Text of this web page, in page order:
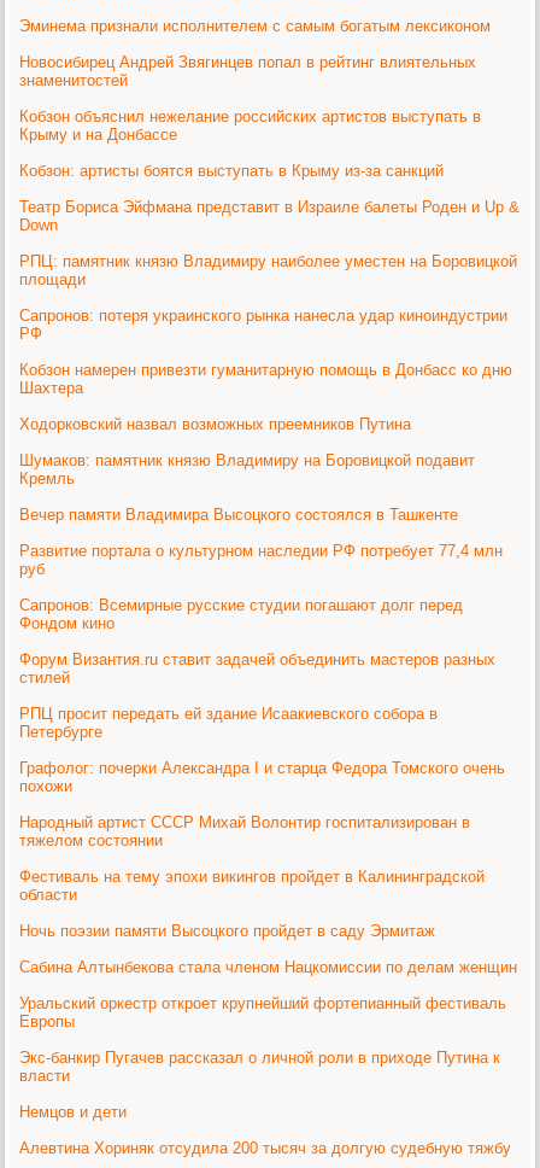
Эминема признали исполнителем с самым богатым лексиконом
Новосибирец Андрей Звягинцев попал в рейтинг влиятельных
знаменитостей
Кобзон объяснил нежелание российских артистов выступать в
Крыму и на Донбассе
Кобзон: артисты боятся выступать в Крыму из-за санкций
Театр Бориса Эйфмана представит в Израиле балеты Роден и Up &
Down
РПЦ: памятник князю Владимиру наиболее уместен на Боровицкой
площади
Сапронов: потеря украинского рынка нанесла удар киноиндустрии
РФ
Кобзон намерен привезти гуманитарную помощь в Донбасс ко дню
Шахтера
Ходорковский назвал возможных преемников Путина
Шумаков: памятник князю Владимиру на Боровицкой подавит
Кремль
Вечер памяти Владимира Высоцкого состоялся в Ташкенте
Развитие портала о культурном наследии РФ потребует 77,4 млн
руб
Сапронов: Всемирные русские студии погашают долг перед
Фондом кино
Форум Византия.ru ставит задачей объединить мастеров разных
стилей
РПЦ просит передать ей здание Исаакиевского собора в
Петербурге
Графолог: почерки Александра I и старца Федора Томского очень
похожи
Народный артист СССР Михай Волонтир госпитализирован в
тяжелом состоянии
Фестиваль на тему эпохи викингов пройдет в Калининградской
области
Ночь поэзии памяти Высоцкого пройдет в саду Эрмитаж
Сабина Алтынбекова стала членом Нацкомиссии по делам женщин
Уральский оркестр откроет крупнейший фортепианный фестиваль
Европы
Экс-банкир Пугачев рассказал о личной роли в приходе Путина к
власти
Немцов и дети
Алевтина Хориняк отсудила 200 тысяч за долгую судебную тяжбу